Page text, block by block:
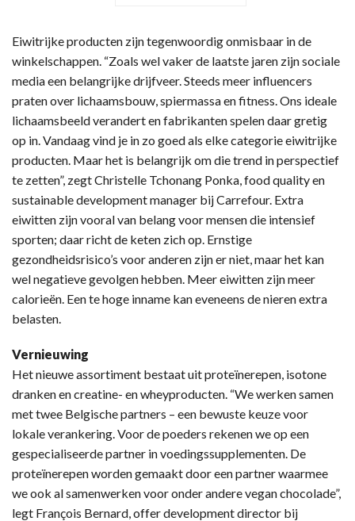
Eiwitrijke producten zijn tegenwoordig onmisbaar in de
winkelschappen. “Zoals wel vaker de laatste jaren zijn sociale
media een belangrijke drijfveer. Steeds meer influencers
praten over lichaamsbouw, spiermassa en fitness. Ons ideale
lichaamsbeeld verandert en fabrikanten spelen daar gretig
op in. Vandaag vind je in zo goed als elke categorie eiwitrijke
producten. Maar het is belangrijk om die trend in perspectief
te zetten”, zegt Christelle Tchonang Ponka, food quality en
sustainable development manager bij Carrefour. Extra
eiwitten zijn vooral van belang voor mensen die intensief
sporten; daar richt de keten zich op. Ernstige
gezondheidsrisico’s voor anderen zijn er niet, maar het kan
wel negatieve gevolgen hebben. Meer eiwitten zijn meer
calorieën. Een te hoge inname kan eveneens de nieren extra
belasten.
Vernieuwing
Het nieuwe assortiment bestaat uit proteïnerepen, isotone
dranken en creatine- en wheyproducten. “We werken samen
met twee Belgische partners – een bewuste keuze voor
lokale verankering. Voor de poeders rekenen we op een
gespecialiseerde partner in voedingssupplementen. De
proteïnerepen worden gemaakt door een partner waarmee
we ook al samenwerken voor onder andere vegan chocolade”,
legt François Bernard, offer development director bij